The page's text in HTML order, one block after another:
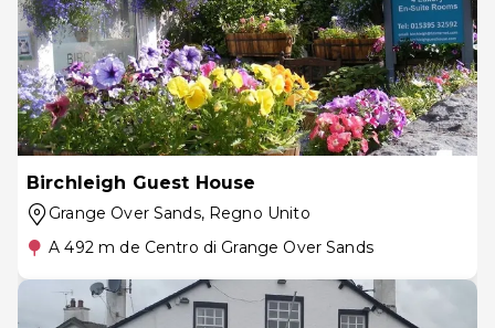
Birchleigh Guest House
Grange Over Sands, Regno Unito
A 492 m de Centro di Grange Over Sands